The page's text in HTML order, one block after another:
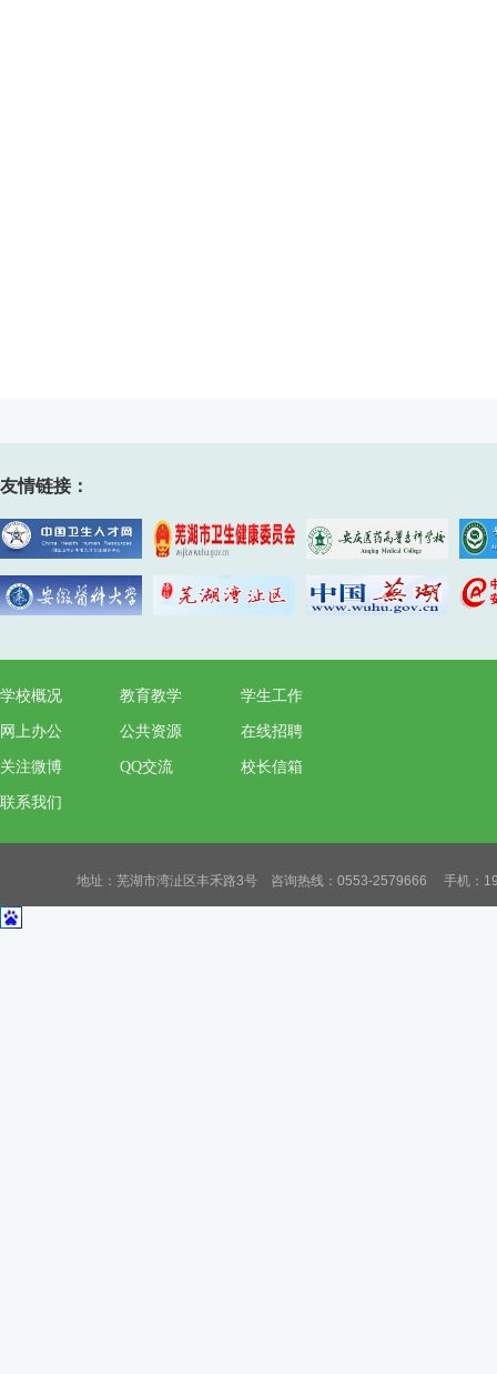
友情链接：
学校概况 教育教学 学生工作
网上办公 公共资源 在线招聘
关注微博 QQ交流 校长信箱
联系我们
地址：芜湖市湾沚区丰禾路3号 咨询热线：0553-2579666 手机：